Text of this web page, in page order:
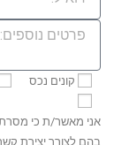
קונים נכס
אני מאשר/ת כי
בהם לצורך יצירת